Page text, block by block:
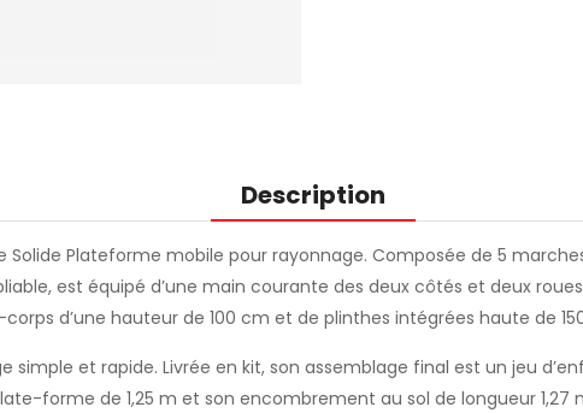
Description
Plateforme mobile pour rayonnage. Composée de 5
est équipé d’une main courante des deux côtés et deux
d’une hauteur de 100 cm et de plinthes intégrées haute de
et rapide. Livrée en kit, son assemblage final est un jeu
forme de 1,25 m et son encombrement au sol de longueur